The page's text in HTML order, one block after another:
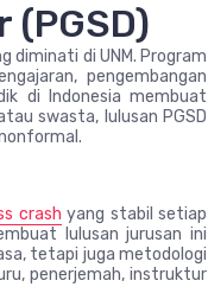
(PGSD)
diminati di UNM. Program
pengembangan
di Indonesia membuat
swasta, lulusan PGSD
crash yang stabil setiap
lulusan jurusan ini
tetapi juga metodologi
penerjemah, instruktur